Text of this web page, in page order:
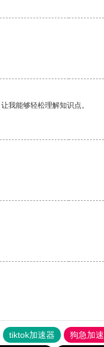
我能够轻松理解知识点。
tiktok加速器 狗急加